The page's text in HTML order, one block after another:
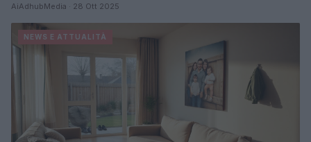
AiAdhubMedia · 28 Ott 2025
NEWS E ATTUALITÀ